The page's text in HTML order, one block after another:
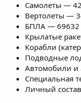
Самолеты —
Вертолеты —
БПЛА — 69632
Крылатые
Корабли
Подводные
Автомобили и
Специальная
Личный